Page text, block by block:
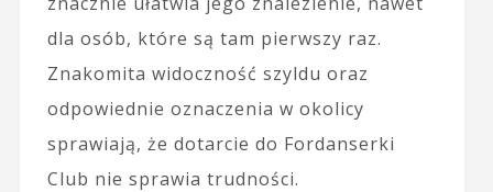
dla osób, które są tam pierwszy raz.
Znakomita widoczność szyldu oraz
odpowiednie oznaczenia w okolicy
sprawiają, że dotarcie do Fordanserki
Club nie sprawia trudności.